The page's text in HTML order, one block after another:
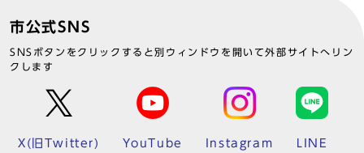
市公式SNS
SNSボタンをクリックすると別ウィンドウを開いて外部サイトへリン
クします
X(旧Twitter) YouTube Instagram LINE